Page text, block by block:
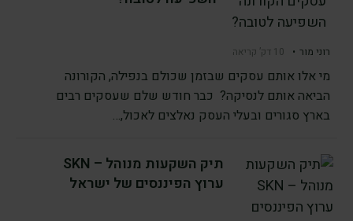
רוני מור • 10 דק’ קריאה
מי אלו אותם עסקים שבזמן שכולם בנפילה, הקורונה
הביאה אותם לנסיקה? כבר חודש שלם שעסקים רבים
בארץ סגורים ובעלי העסק נאלצים לאכול,…
תיק השקעות מנוהל – SKN
ערוץ הפיננסים של ישראל